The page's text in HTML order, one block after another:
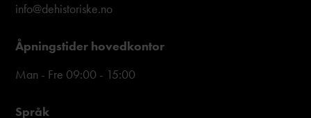
info@dehistoriske.no
Åpningstider hovedkontor
Man - Fre 09:00 - 15:00
Språk